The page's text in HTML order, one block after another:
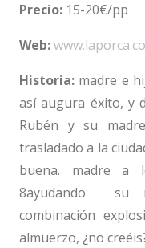
Precio: 15-20€/pp
Web:
Historia: madre e
así augura éxito, y
Rubén y su
trasladado a la
buena. madre a
8ayudando su
combinación
almuerzo, ¿no